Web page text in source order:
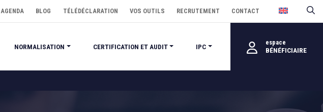
AGENDA BLOG TÉLÉDÉCLARATION VOS OUTILS RECRUTEMENT CONTACT
NORMALISATION CERTIFICATION ET AUDIT IPC espace
BÉNÉFICIAIRE